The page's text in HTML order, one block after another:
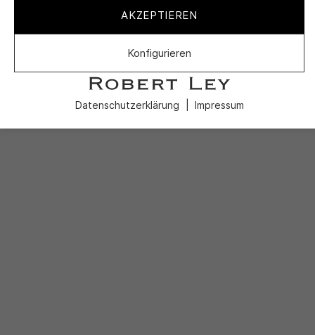
AKZEPTIEREN
Konfigurieren
Datenschutzerklärung Impressum